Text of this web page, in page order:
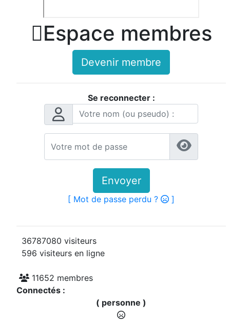
Espace membres
Devenir membre
Se reconnecter :
Envoyer
[ Mot de passe perdu ? ]
36787080 visiteurs
596 visiteurs en ligne
11652 membres
Connectés :
( personne )